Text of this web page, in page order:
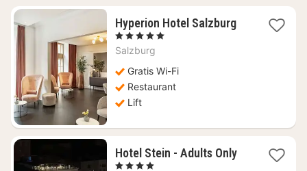
Hyperion Hotel Salzburg1
, 5 Sterren
Salzburg
Gratis Wi-Fi
Restaurant
Lift
Hotel Stein - Adults Only1
, 4 Sterren